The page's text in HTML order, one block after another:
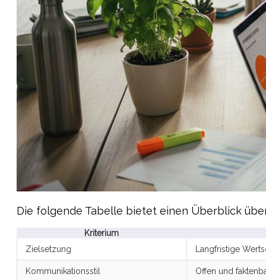
Die folgende Tabelle bietet einen Überblick
Kriterium
Zielsetzung
Langfristige
Kommunikationsstil Offen und